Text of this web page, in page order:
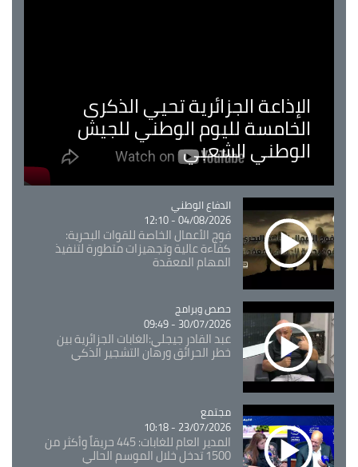
الإذاعة الجزائرية تحيي الذكرى
الخامسة لليوم الوطني للجيش
الوطني الشعبي
Catégorie
الدفاع الوطني
04/08/2026 - 12:10
فوج الأعمال الخاصة للقوات البحرية:
كفاءة عالية وتجهيزات متطورة لتنفيذ
المهام المعقدة
Catégorie
حصص وبرامج
30/07/2026 - 09:49
عبد القادر جيجلي:الغابات الجزائرية بين
خطر الحرائق ورهان التشجير الذكي
Catégorie
مجتمع
23/07/2026 - 10:18
المدير العام للغابات: 445 حريقاً وأكثر من
1500 تدخل خلال الموسم الحالي